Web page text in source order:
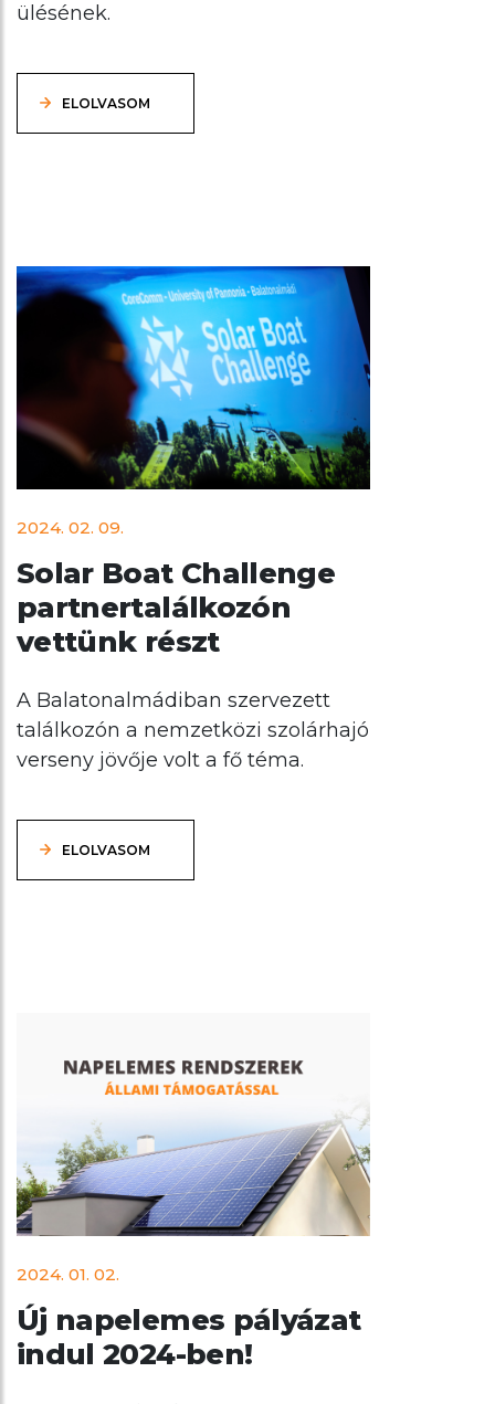
ülésének.
ELOLVASOM
2024. 02. 09.
Solar Boat Challenge
partnertalálkozón
vettünk részt
A Balatonalmádiban szervezett
találkozón a nemzetközi szolárhajó
verseny jövője volt a fő téma.
ELOLVASOM
2024. 01. 02.
Új napelemes pályázat
indul 2024-ben!